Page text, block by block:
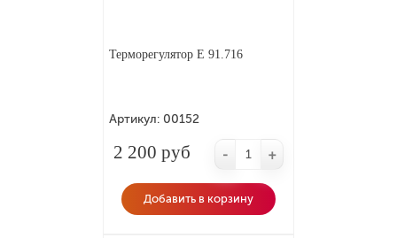
Терморегулятор E 91.716
Артикул: 00152
2 200 руб - +
Добавить в корзину